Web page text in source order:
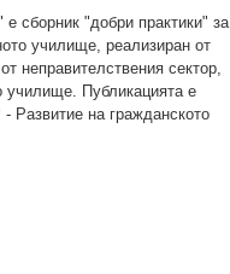
сборник "добри практики" за
училище, реализиран от
неправителствения сектор,
училище. Публикацията е
Развитие на гражданското